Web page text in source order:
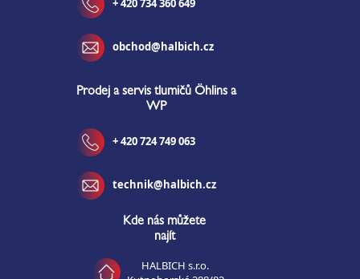
+ 420 734 360 649
obchod@halbich.cz
Prodej a servis tlumičů Öhlins a
WP
+ 420 724 749 063
technik@halbich.cz
Kde nás můžete
najít
HALBICH s.r.o.